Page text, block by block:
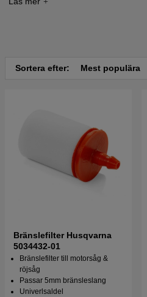
Tryck här för sprängskiss
Tryck här för sprängskiss
Husqvarna
Tryck här för
Husqvarna
Sortera efter: Mest populära
Bränslefilter Husqvarna
5034432-01
Bränslefilter till motorsåg &
röjsåg
Passar 5mm bränsleslang
Univerlsaldel